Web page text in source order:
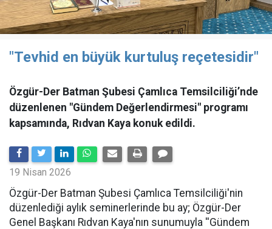
"Tevhid en büyük kurtuluş reçetesidir"
Özgür-Der Batman Şubesi Çamlıca Temsilciliği’nde
düzenlenen "Gündem Değerlendirmesi" programı
kapsamında, Rıdvan Kaya konuk edildi.
19 Nisan 2026
​Özgür-Der Batman Şubesi Çamlıca Temsilciliği'nin
düzenlediği aylık seminerlerinde bu ay; Özgür-Der
Genel Başkanı Rıdvan Kaya'nın sunumuyla ''Gündem